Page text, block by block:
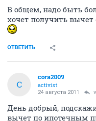
В общем, надо быть
хочет получить вычет
ОТВЕТИТЬ
C
cora2009
activist
24 августа 2011
День добрый,
вычет по ипотечным